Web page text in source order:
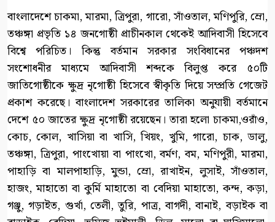
বাংলাদেশে চাকমা, মারমা, ত্রিপুরা, গারো, সাঁওতাল, মণিপুরি, ম্রো,
তঞ্চঙ্গা প্রভৃতি ১৪ জনগোষ্ঠী প্রাচীনকাল থেকেই আদিবাসী হিসেবে
বিশ্বে পরিচিত। কিন্তু বর্তমান সরকার সংবিধানের পঞ্চদশ
সংশোধনীর মাধ্যমে আদিবাসী শব্দকে বিলুপ্ত করে ৫০টি
জাতিগোষ্ঠীকে ক্ষুদ্র নৃগোষ্ঠী হিসেবে স্বীকৃতি দিয়ে সম্প্রতি গেজেট
প্রকাশ করেছে। বাংলাদেশ সরকারের তালিকা অনুযায়ী বর্তমানে
দেশে ৫০ জাতের ক্ষুদ্র নৃগোষ্ঠী রয়েছেন। তারা হলো চাকমা,ওরাঁও,
কোচ, কোল, খাসিয়া বা খাসি, খিয়ং, খুমি, গারো, চাক, ডালু,
তঞ্চঙ্গা, ত্রিপুরা, পাংখোয়া বা পাংখো, বর্মণ, বম, মণিপুরী, মারমা,
পাহাড়ি বা মালপাহাড়ি, মুন্ডা, ম্রো, রাখাইন, লুসাই, সাঁওতাল,
হাজং, মাহাতো বা কুর্মি মাহাতো বা বেদিয়া মাহাতো, কন্দ, কড়া,
গঞ্জু, গড়াইত, গুর্খা, তেলী, তুরি, পাত্র, বাগদী, বানাই, বড়াইক বা